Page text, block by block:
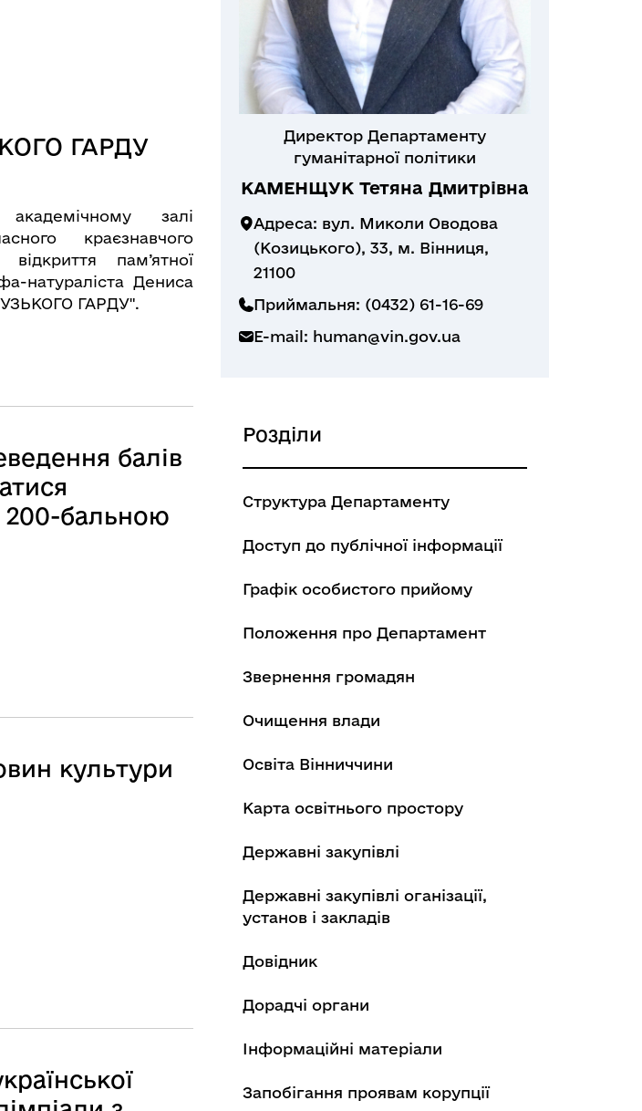
ГАРДУ
залі
краєзнавчого
пам’ятної
натураліста Дениса
ГАРДУ".
балів
200-бальною
культури
Директор Департаменту
гуманітарної політики
КАМЕНЩУК Тетяна Дмитрівна
Адреса: вул. Миколи Оводова
(Козицького), 33, м. Вінниця,
21100
Приймальня: (0432) 61-16-69
E-mail: human@vin.gov.ua
Розділи
Структура Департаменту
Доступ до публічної інформації
Графік особистого прийому
Положення про Департамент
Звернення громадян
Очищення влади
Освіта Вінниччини
Карта освітнього простору
Державні закупівлі
Державні закупівлі оганізації,
установ і закладів
Довідник
Дорадчі органи
Інформаційні матеріали
Запобігання проявам корупції